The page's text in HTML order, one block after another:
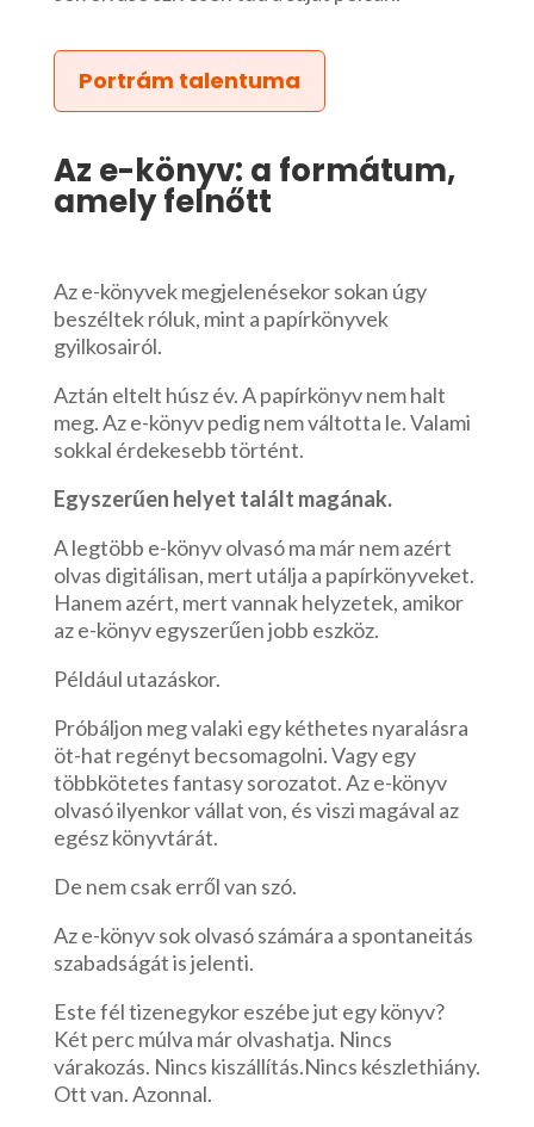
Portrám talentuma
Az e-könyv: a formátum,
amely felnőtt
Az e-könyvek megjelenésekor sokan úgy
beszéltek róluk, mint a papírkönyvek
gyilkosairól.
Aztán eltelt húsz év. A papírkönyv nem halt
meg. Az e-könyv pedig nem váltotta le. Valami
sokkal érdekesebb történt.
Egyszerűen helyet talált magának.
A legtöbb e-könyv olvasó ma már nem azért
olvas digitálisan, mert utálja a papírkönyveket.
Hanem azért, mert vannak helyzetek, amikor
az e-könyv egyszerűen jobb eszköz.
Például utazáskor.
Próbáljon meg valaki egy kéthetes nyaralásra
öt-hat regényt becsomagolni. Vagy egy
többkötetes fantasy sorozatot. Az e-könyv
olvasó ilyenkor vállat von, és viszi magával az
egész könyvtárát.
De nem csak erről van szó.
Az e-könyv sok olvasó számára a spontaneitás
szabadságát is jelenti.
Este fél tizenegykor eszébe jut egy könyv?
Két perc múlva már olvashatja. Nincs
várakozás. Nincs kiszállítás.Nincs készlethiány.
Ott van. Azonnal.